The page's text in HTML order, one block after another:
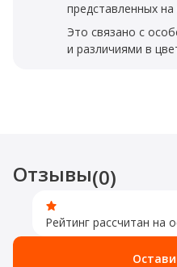
представленных
Это связано с
и различиями в
Отзывы(0)
Рейтинг рассчитан на